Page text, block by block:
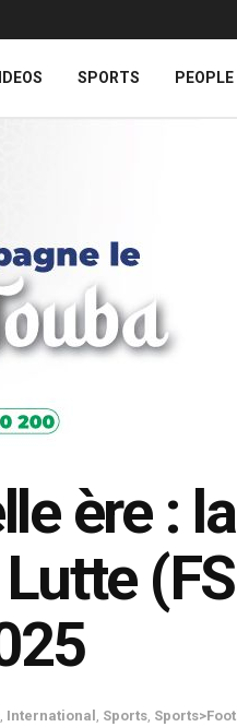
SPORTS PEOPLE
ère :
, International , Sports,